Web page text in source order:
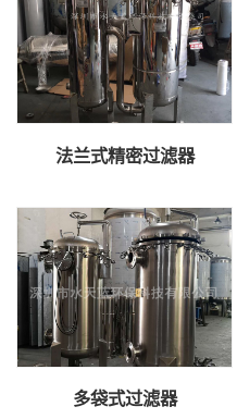
法兰式精密过滤器
多袋式过滤器